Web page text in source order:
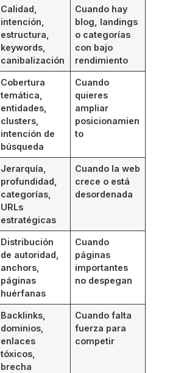
Calidad,
intención,
estructura,
keywords,
canibalización
Cuando hay
blog, landings
o categorías
con bajo
rendimiento
Cobertura
temática,
entidades,
clusters,
intención de
búsqueda
Cuando
quieres
ampliar
posicionamien
to
Jerarquía,
profundidad,
categorías,
URLs
estratégicas
Cuando la web
crece o está
desordenada
Distribución
de autoridad,
anchors,
páginas
huérfanas
Cuando
páginas
importantes
no despegan
Backlinks,
dominios,
enlaces
tóxicos,
brecha
Cuando falta
fuerza para
competir